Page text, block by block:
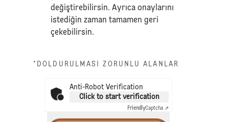
değiştirebilirsin. Ayrıca onaylarını
istediğin zaman tamamen geri
çekebilirsin.
*DOLDURULMASI ZORUNLU ALANLAR
Anti-Robot Verification
Click to start verification
FriendlyCaptcha ⇗